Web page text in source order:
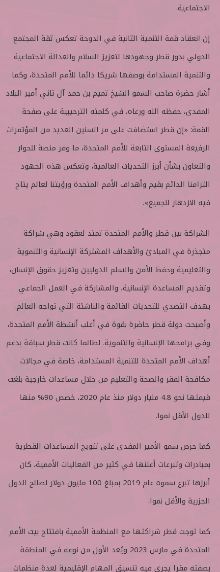
الاجتماعية.
إن انعقاد قمة التنمية الثانية في الدوحة تعكس ثقة المجتمع
الدولي بدور قطر وجهودها لتعزيز السلام والعدالة الاجتماعية
والتنمية المستدامة بوصفها شريكا دائما للأمم المتحدة، وكما
أشار حضرة صاحب السمو الشيخ تميم بن حمد آل ثاني أمير البلاد
المفدى، حفظه الله ورعاه، في كلمته الترحيبية على صفحة
القمة: «إن قطر استضافت على مر السنين العديد من المؤتمرات
الرفيعة المستوى التابعة للأمم المتحدة، ما وفر منصة للحوار
والتعاون بشأن أبرز التحديات العالمية، وتعكس هذه الجهود
التزامنا الدائم بقيم وأهداف الأمم المتحدة ورؤيتنا لعالم يتاح
فيه الازدهار للجميع».
الشراكة بين قطر والأمم المتحدة تمتد لعقود وهي شراكة
متجذرة في المبادئ والأهداف المشتركة الإنسانية والتنموية
والتعليمية وحفظ الأمن والسلم الدوليين وتعزيز حقوق الإنسان،
وتقديم المساعدة الإنسانية، والمشاركة في العمل الجماعي
بهدف التصدي للتحديات القائمة والناشئة التي تواجه العالم.
وأصبحت دولة قطر حاضرة بقوة في أغلب أنشطة الأمم المتحدة،
وفي برامجها الإنسانية والتنموية. لطالما كانت قطر سباقة بدعم
أهداف الأمم المتحدة للتنمية المستدامة، خاصة في مجالات
مكافحة الفقر والصحة والتعليم من خلال مساعدات خارجية بلغت
قيمتها نحو 4.8 مليار دولار منذ عام 2020، خصص 90% منها
للدول الأقل نموا.
كما حرص سمو الأمير المفدى على تتويج المساعدات القطرية
بمبادرات وتبرعات أعلنها في كثير من الفعاليات الأممية، كان
أبرزها تبرع سموه عام 2019 بمبلغ 100 مليون دولار لصالح الدول
الجزرية والأقل نموا.
كما توجت قطر شراكتها مع المنظمة الأممية بافتتاح بيت الأمم
المتحدة في مارس 2023 ويُعد الأول من نوعه في المنطقة
بصفته مقرا يجري فيه تنسيق المهام الإقليمية لعدة منظمات